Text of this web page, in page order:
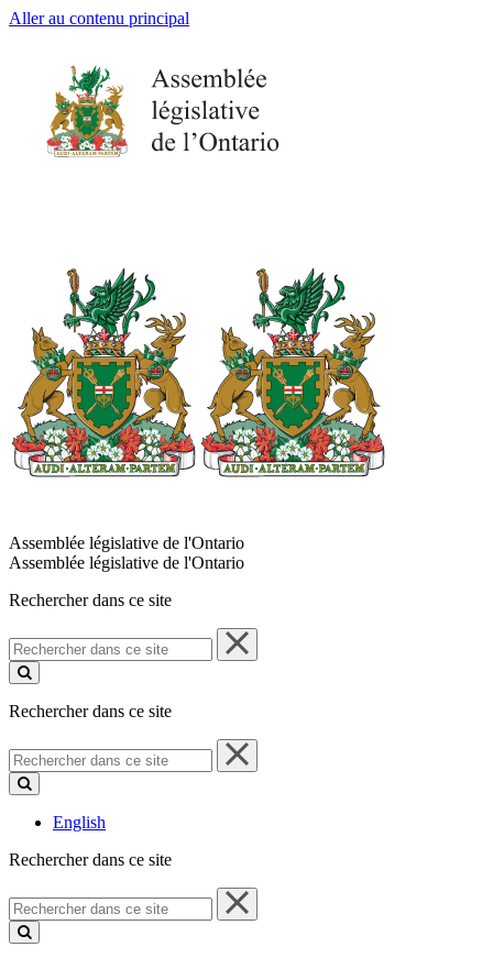
Aller au contenu principal
Assemblée législative de l'Ontario
Assemblée législative de l'Ontario
Rechercher dans ce site
Rechercher
dans
ce
Rechercher dans ce site
Rechercher
dans
ce
English
Rechercher dans ce site
Rechercher
dans
ce